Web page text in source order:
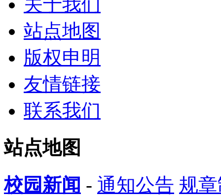
站点地图
版权申明
友情链接
联系我们
站点地图
校园新闻 - 通知公告 规